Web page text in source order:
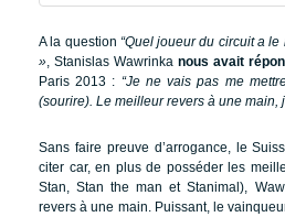
A la question “Quel joueur du circuit a
» , Stanislas Wawrinka nous avait
Paris 2013 : “Je ne vais pas me
(sourire). Le meilleur revers à une main,
Sans faire preuve d’arrogance, le
citer car, en plus de posséder les
Stan, Stan the man et Stanimal),
revers à une main. Puissant, le